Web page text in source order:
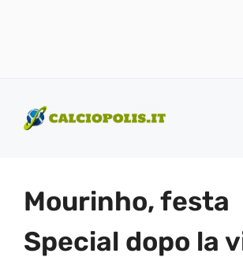
contenuto
Mourinho, festa
Special dopo la